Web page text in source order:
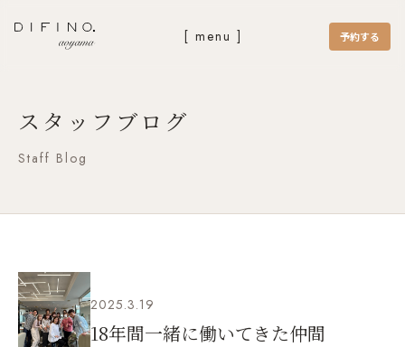
[ menu ] 予約する
スタッフブログ
Staff Blog
2025.3.19
18年間一緒に働いてきた仲間